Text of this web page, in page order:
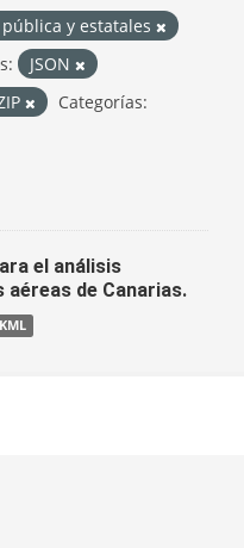
y estatales
JSON
Categorías:
el análisis
de Canarias.
KML